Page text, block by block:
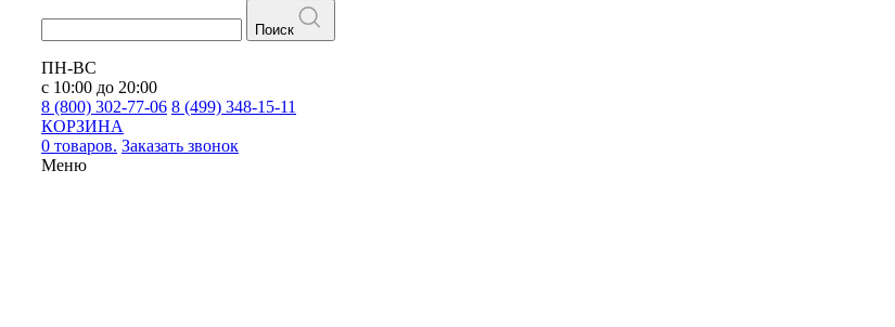
Поиск
ПН-ВС
с 10:00 до 20:00
8 (800) 302-77-06 8 (499) 348-15-11
КОРЗИНА
0 товаров. Заказать звонок
Меню